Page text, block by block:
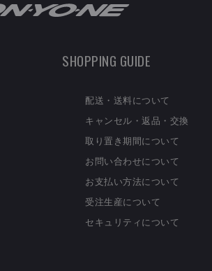
SHOPPING GUIDE
配送・送料について
キャンセル・返品・交換
取り置き期間について
お問い合わせについて
お支払い方法について
受注生産について
セキュリティについて